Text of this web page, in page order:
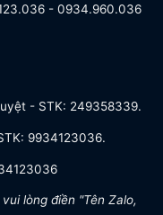
- 0934.960.036
- STK: 249358339.
9934123036.
lòng điền "Tên Zalo,